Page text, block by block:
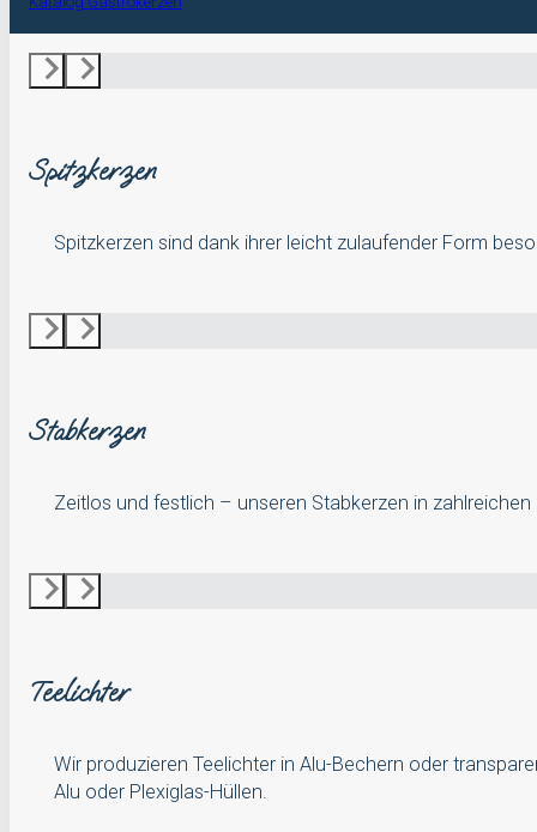
Spitzkerzen
Spitzkerzen sind dank ihrer leicht zulaufender Form
Stabkerzen
Zeitlos und festlich – unseren Stabkerzen in
Teelichter
Wir produzieren Teelichter in Alu-Bechern oder
Alu oder Plexiglas-Hüllen.